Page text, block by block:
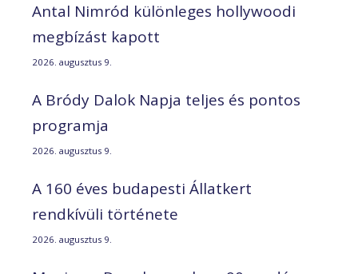
Antal Nimród különleges hollywoodi
megbízást kapott
2026. augusztus 9.
A Bródy Dalok Napja teljes és pontos
programja
2026. augusztus 9.
A 160 éves budapesti Állatkert
rendkívüli története
2026. augusztus 9.